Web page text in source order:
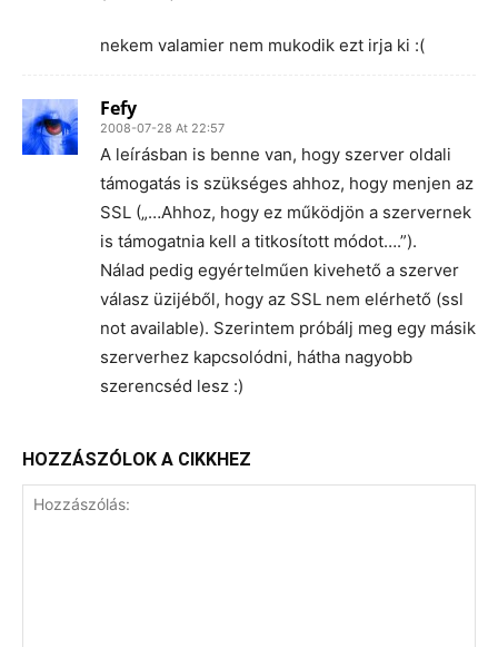
nekem valamier nem mukodik ezt irja ki :(
Fefy
2008-07-28 At 22:57
A leírásban is benne van, hogy szerver oldali
támogatás is szükséges ahhoz, hogy menjen az
SSL („…Ahhoz, hogy ez működjön a szervernek
is támogatnia kell a titkosított módot….”).
Nálad pedig egyértelműen kivehető a szerver
válasz üzijéből, hogy az SSL nem elérhető (ssl
not available). Szerintem próbálj meg egy másik
szerverhez kapcsolódni, hátha nagyobb
szerencséd lesz :)
HOZZÁSZÓLOK A CIKKHEZ